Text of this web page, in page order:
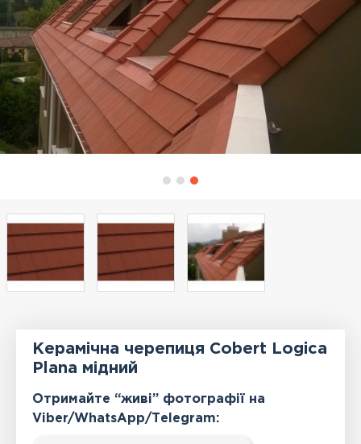
Керамічна черепиця Cobert Logica
Plana мідний
Отримайте “живі” фотографії на
Viber/WhatsApp/Тelegram: